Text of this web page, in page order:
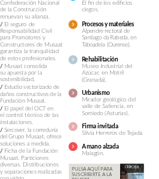
PULSAAQUÍ PARA
SUSCRIBIRTE ALA
Confederación Nacional
de la Construcción
renuevan su alianza.
/ El seguro de
Responsabilidad Civil
para Promotores y
Constructores de Musaat
garantiza la tranquilidad
de estosprofesionales.
/ Musaat consolida
su apuesta por la
sostenibilidad.
/ Estudiosectorizado de
daños constructivosde la
Fundación Musaat
/ El papel delOCTen
el control técnico de las
instalaciones.
/ Sercover, la correduría
delGrupo Musaat, ofrece
soluciones a medida.
/ Ficha de la Fundación
Musaat. Particiones
diversas. Distribuciones
yseparacionesrealizadas
El fin de los edificios
ciegos.
Procesosymateriales
Alpendrerectoral de
Santiago da Rabeda,en
Taboadela (Ourense).
Rehabilitación
Museo Industrial del
Azúcar, en Motril
(Granada).
Urbanismo
Mirador geológico del
valle de Saliencia, en
Somiedo (Asturias).
Firma invitada
Silvia Herreros deTejada.
Amano alzada
Malagón.